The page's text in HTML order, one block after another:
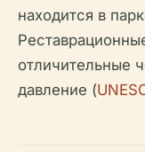
находится в
отличительные
давление (